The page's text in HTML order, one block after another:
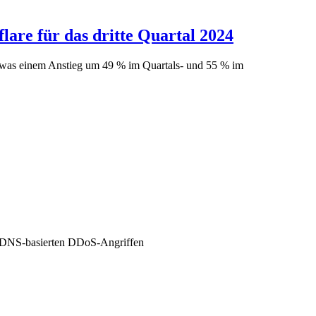
für das dritte Quartal 2024
einem Anstieg um 49 % im Quartals- und 55 % im
basierten DDoS-Angriffen